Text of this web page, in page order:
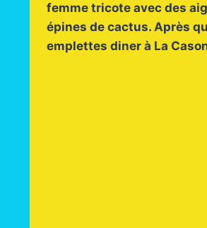
femme tricote avec des
épines de cactus. Après
emplettes diner à La